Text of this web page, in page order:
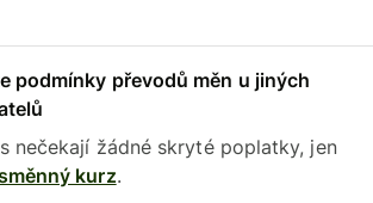
podmínky převodů měn u jiných
nečekají žádné skryté poplatky, jen
kurz.